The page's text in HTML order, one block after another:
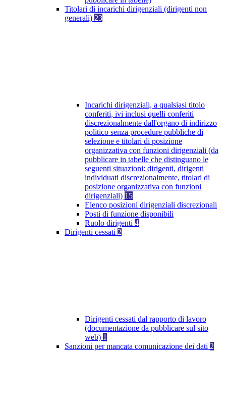
Titolari di incarichi dirigenziali (dirigenti non
generali) 23
Incarichi dirigenziali, a qualsiasi titolo
conferiti, ivi inclusi quelli conferiti
discrezionalmente dall'organo di indirizzo
politico senza procedure pubbliche di
selezione e titolari di posizione
organizzativa con funzioni dirigenziali (da
pubblicare in tabelle che distinguano le
seguenti situazioni: dirigenti, dirigenti
individuati discrezionalmente, titolari di
posizione organizzativa con funzioni
dirigenziali) 15
Elenco posizioni dirigenziali discrezionali
Posti di funzione disponibili
Ruolo dirigenti 4
Dirigenti cessati 2
Dirigenti cessati dal rapporto di lavoro
(documentazione da pubblicare sul sito
web) 1
Sanzioni per mancata comunicazione dei dati 2